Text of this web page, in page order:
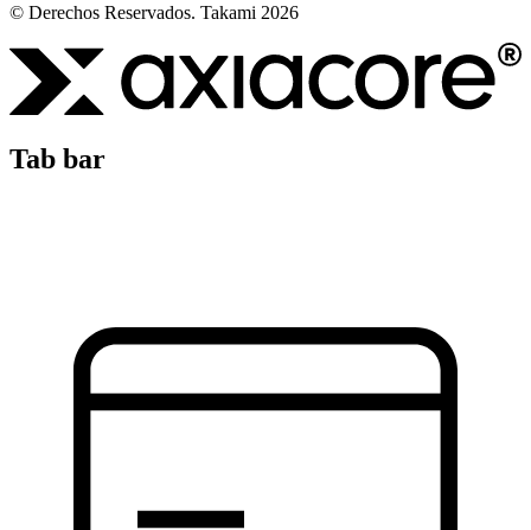
© Derechos Reservados. Takami 2026
Tab bar